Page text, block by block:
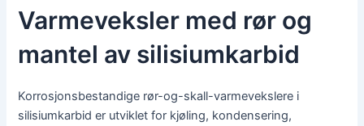
Varmeveksler med rør og
mantel av silisiumkarbid
Korrosjonsbestandige rør-og-skall-varmevekslere i
silisiumkarbid er utviklet for kjøling, kondensering,